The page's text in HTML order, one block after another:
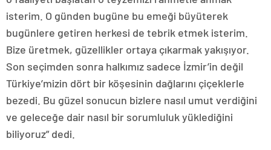
isterim. O günden bugüne bu emeği büyüterek
bugünlere getiren herkesi de tebrik etmek isterim.
Bize üretmek, güzellikler ortaya çıkarmak yakışıyor.
Son seçimden sonra halkımız sadece İzmir’in değil
Türkiye’mizin dört bir köşesinin dağlarını çiçeklerle
bezedi. Bu güzel sonucun bizlere nasıl umut verdiğini
ve geleceğe dair nasıl bir sorumluluk yüklediğini
biliyoruz” dedi.